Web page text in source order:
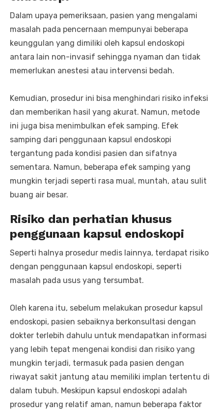
Dalam upaya pemeriksaan, pasien yang mengalami
masalah pada pencernaan mempunyai beberapa
keunggulan yang dimiliki oleh kapsul endoskopi
antara lain non-invasif sehingga nyaman dan tidak
memerlukan anestesi atau intervensi bedah.
Kemudian, prosedur ini bisa menghindari risiko infeksi
dan memberikan hasil yang akurat. Namun, metode
ini juga bisa menimbulkan efek samping. Efek
samping dari penggunaan kapsul endoskopi
tergantung pada kondisi pasien dan sifatnya
sementara. Namun, beberapa efek samping yang
mungkin terjadi seperti rasa mual, muntah, atau sulit
buang air besar.
Risiko dan perhatian khusus
penggunaan kapsul endoskopi
Seperti halnya prosedur medis lainnya, terdapat risiko
dengan penggunaan kapsul endoskopi, seperti
masalah pada usus yang tersumbat.
Oleh karena itu, sebelum melakukan prosedur kapsul
endoskopi, pasien sebaiknya berkonsultasi dengan
dokter terlebih dahulu untuk mendapatkan informasi
yang lebih tepat mengenai kondisi dan risiko yang
mungkin terjadi, termasuk pada pasien dengan
riwayat sakit jantung atau memiliki implan tertentu di
dalam tubuh. Meskipun kapsul endoskopi adalah
prosedur yang relatif aman, namun beberapa faktor